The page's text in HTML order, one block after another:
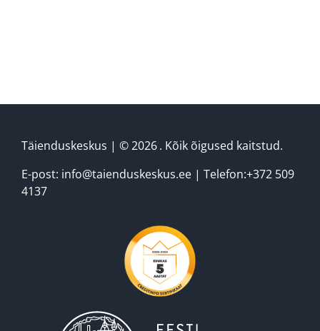
Arve info:*
arve palun saata e-postile:
arve edastada e-arvete keskkonda
Täienduskeskus | ©2026‘. Kõik õigused kaitstud.
E-post: info@taienduskeskus.ee | Telefon:+372 509
4137